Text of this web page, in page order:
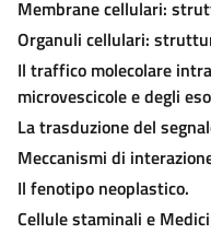
Membrane cellulari:
Organuli cellulari:
Il traffico molecolare
microvescicole e degli
La trasduzione del
Meccanismi di
Il fenotipo neoplastico.
Cellule staminali e